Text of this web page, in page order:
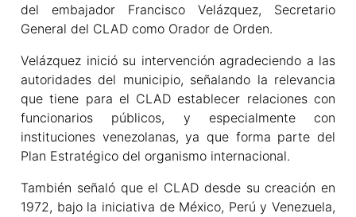
del embajador Francisco Velázquez, Secretario
General del CLAD como Orador de Orden.
Velázquez inició su intervención agradeciendo a las
autoridades del municipio, señalando la relevancia
que tiene para el CLAD establecer relaciones con
funcionarios públicos, y especialmente con
instituciones venezolanas, ya que forma parte del
Plan Estratégico del organismo internacional.
También señaló que el CLAD desde su creación en
1972, bajo la iniciativa de México, Perú y Venezuela,